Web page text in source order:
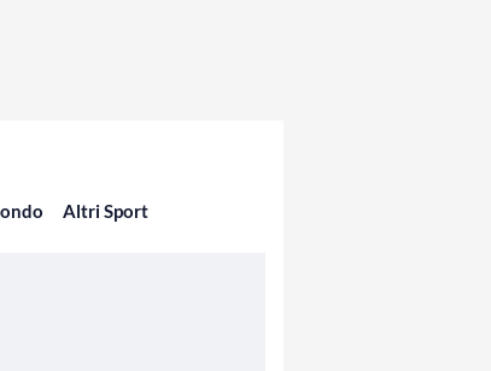
Altri Sport